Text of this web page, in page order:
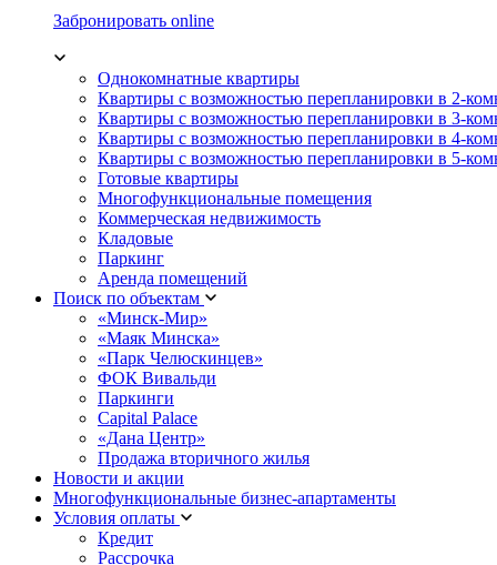
Забронировать online
Однокомнатные квартиры
Квартиры с возможностью перепланировки в 2-
Квартиры с возможностью перепланировки в 3-
Квартиры с возможностью перепланировки в 4-
Квартиры с возможностью перепланировки в 5-
Готовые квартиры
Многофункциональные помещения
Коммерческая недвижимость
Кладовые
Паркинг
Аренда помещений
Поиск по объектам
«Минск-Мир»
«Маяк Минска»
«Парк Челюскинцев»
ФОК Вивальди
Паркинги
Capital Palace
«Дана Центр»
Продажа вторичного жилья
Новости и акции
Многофункциональные бизнес-апартаменты
Условия оплаты
Кредит
Рассрочка